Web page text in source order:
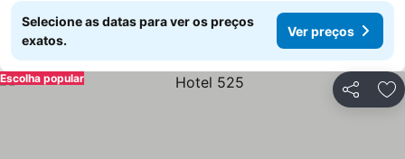
Selecione as datas para ver os preços
exatos.
Ver preços
Partilhar
Escolha popular